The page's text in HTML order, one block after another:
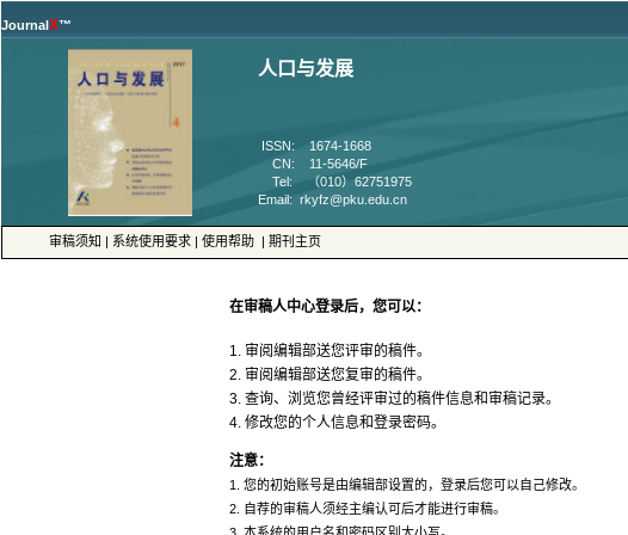
™
ISSN: 1674-1668
CN: 11-5646/F
Tel: （010）62751975
| | |
4. 修改您的个人信息和登录密码。